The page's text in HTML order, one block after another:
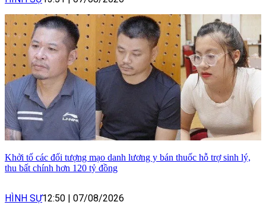
Khởi tố các đối tượng mạo danh lương y bán thuốc hỗ trợ sinh lý,
thu bất chính hơn 120 tỷ đồng
HÌNH SỰ12:50 | 07/08/2026